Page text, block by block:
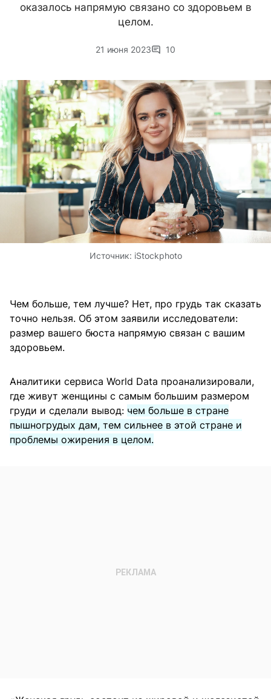
оказалось напрямую связано со здоровьем в
целом.
21 июня 2023 10
Источник: iStockphoto
Чем больше, тем лучше? Нет, про грудь так сказать
точно нельзя. Об этом заявили исследователи:
размер вашего бюста напрямую связан с вашим
здоровьем.
Аналитики сервиса World Data проанализировали,
где живут женщины с самым большим размером
груди и сделали вывод: чем больше в стране
пышногрудых дам, тем сильнее в этой стране и
проблемы ожирения в целом.